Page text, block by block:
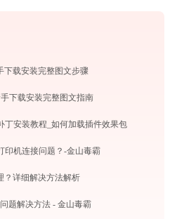
下载安装完整图文步骤
下载安装完整图文指南
丁安装教程_如何加载插件效果包
印机连接问题？-金山毒霸
？详细解决方法解析
题解决方法 - 金山毒霸